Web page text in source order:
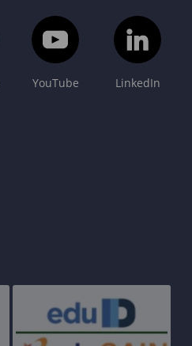
YouTube LinkedIn